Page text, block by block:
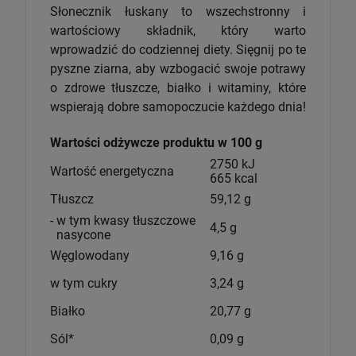
Słonecznik łuskany to wszechstronny i
wartościowy składnik, który warto
wprowadzić do codziennej diety. Sięgnij po te
pyszne ziarna, aby wzbogacić swoje potrawy
o zdrowe tłuszcze, białko i witaminy, które
wspierają dobre samopoczucie każdego dnia!
Wartości odżywcze produktu w 100 g
Wartość energetyczna
2750 kJ
665 kcal
Tłuszcz
59,12 g
- w tym kwasy tłuszczowe
nasycone
4,5 g
Węglowodany
9,16 g
w tym cukry
3,24 g
Białko
20,77 g
Sól*
0,09 g